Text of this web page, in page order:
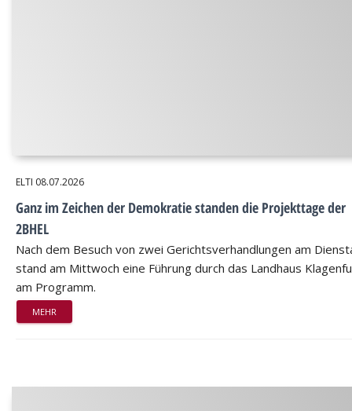
ELTI 08.07.2026
Ganz im Zeichen der Demokratie standen die Projekttage der
2BHEL
Nach dem Besuch von zwei Gerichtsverhandlungen am
stand am Mittwoch eine Führung durch das Landhaus
am Programm.
MEHR